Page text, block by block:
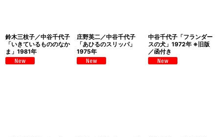
鈴木三枝子／中谷千代子
「いきているもののなか
ま」1981年
庄野英二／中谷千代子
「あひるのスリッパ」
1975年
中谷千代子「フランダー
スの犬」1972年 ※旧版
／函付き